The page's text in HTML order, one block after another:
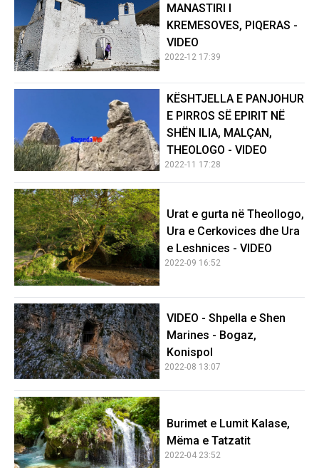
MANASTIRI I
KREMESOVES, PIQERAS -
VIDEO
2022-12 17:39
KËSHTJELLA E PANJOHUR
E PIRROS SË EPIRIT NË
SHËN ILIA, MALÇAN,
THEOLOGO - VIDEO
2022-11 17:28
Urat e gurta në Theollogo,
Ura e Cerkovices dhe Ura
e Leshnices - VIDEO
2022-09 16:52
VIDEO - Shpella e Shen
Marines - Bogaz,
Konispol
2022-08 13:07
Burimet e Lumit Kalase,
Mëma e Tatzatit
2022-04 23:52